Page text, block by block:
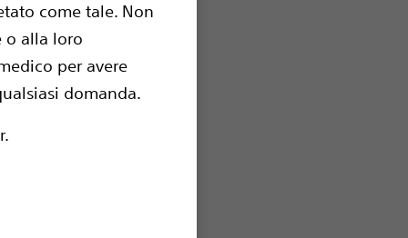
come tale. Non
o alla loro
per avere
domanda.
genere